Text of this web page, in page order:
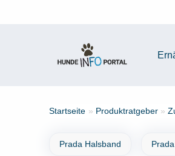
Startseite » Produktratgeber »
Prada Halsband